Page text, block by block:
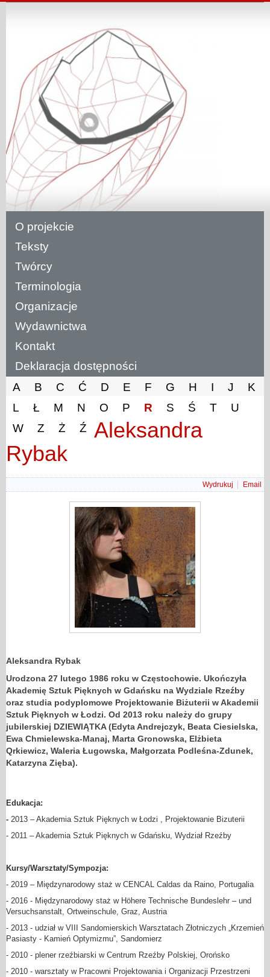
O projekcie
Teksty
Twórcy
Terminologia
Organizacje
Wydawnictwa
Kontakt
Deklaracja dostępności
A
B C Ć D E F G H I J
K
L
Ł M N O P R S Ś T
U
W
Z Ż Ź
Aleksandra
Rybak
Wydrukuj Email
Aleksandra Rybak
Urodzona 27 lutego 1986 roku w Częstochowie. Ukończyła
Akademię Sztuk Pięknych w Gdańsku na Wydziale Rzeźby
oraz studia podyplomowe Projektowanie Biżuterii w Akademii
Sztuk Pięknych w Łodzi. Od 2013 roku należy do grupy
jubilerskiej DZIEWIĄTKA (Edyta Andrejczyk, Beata Ciesielska,
Ewa Chmielewska-Manaj, Marta Gronowska, Elżbieta
Qrkiewicz, Waleria Ługowska, Małgorzata Podleśna-Zdunek,
Katarzyna Zięba).
Edukacja:
- 2013 – Akademia Sztuk Pięknych w Łodzi , Projektowanie Bizuterii
- 2011 – Akademia Sztuk Pięknych w Gdańsku, Wydział Rzeźby
Kursy/Warsztaty/Sympozja:
- 2019 – Międzynarodowy staż w CENCAL Caldas da Raino, Portugalia
- 2016 - Międzynarodowy staż w Höhere Technische Bundeslehr – und
Versuchsanstalt, Ortweinschule, Graz, Austria
- 2013 - udział w VIII Sandomierskich Warsztatach Złotniczych „Krzemień
Pasiasty - Kamień Optymizmu”, Sandomierz
- 2010 - plener rzeźbiarski w Centrum Rzeźby Polskiej, Orońsko
- 2010 - warsztaty w Pracowni Projektowania i Organizacji Przestrzeni